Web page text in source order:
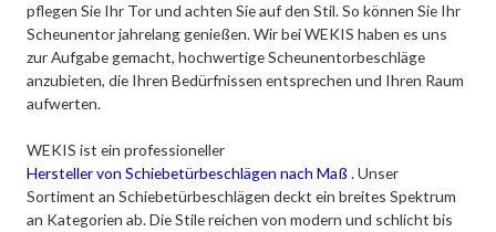
pflegen Sie Ihr Tor und achten Sie auf den Stil. So können Sie Ihr
Scheunentor jahrelang genießen. Wir bei WEKIS haben es uns
zur Aufgabe gemacht, hochwertige Scheunentorbeschläge
anzubieten, die Ihren Bedürfnissen entsprechen und Ihren Raum
aufwerten.
WEKIS ist ein professioneller
Hersteller von Schiebetürbeschlägen nach Maß . Unser
Sortiment an Schiebetürbeschlägen deckt ein breites Spektrum
an Kategorien ab. Die Stile reichen von modern und schlicht bis